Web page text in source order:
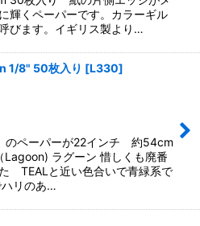
輝くペーパーです。カラーギル
びます。イギリス製より…
1/8" 50枚入り [L330]
ペーパーが22インチ 約54cm
ラグーン 惜しくも廃番
TEALと近い色合いで青緑系で
リのあ…